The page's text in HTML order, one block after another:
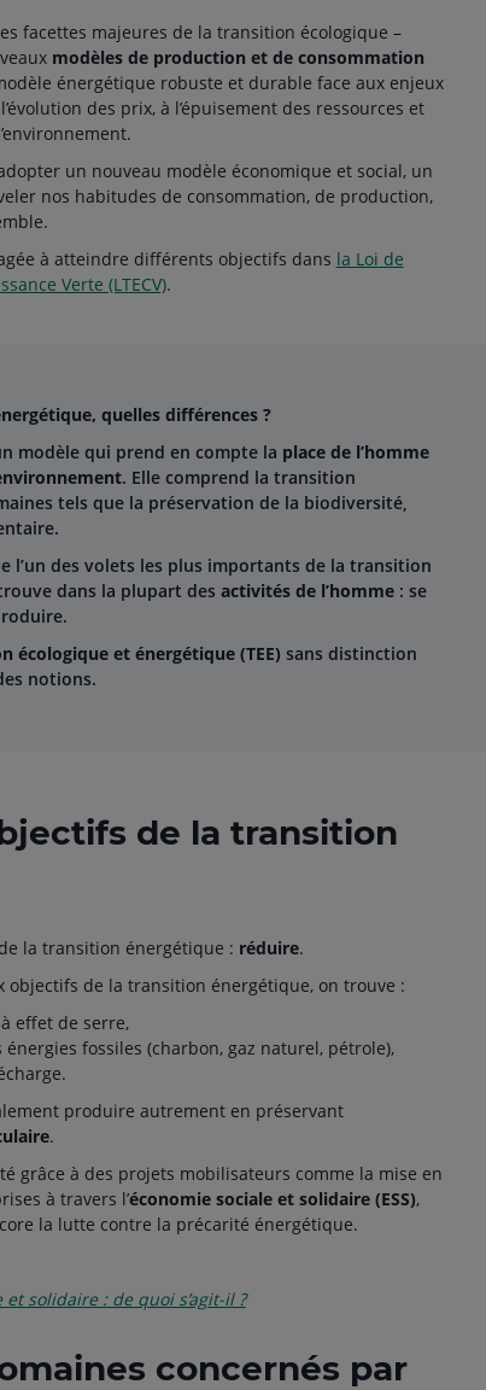
facettes majeures de la transition écologique –
modèles de production et de consommation
énergétique robuste et durable face aux enjeux
des prix, à l’épuisement des ressources et
un nouveau modèle économique et social, un
nos habitudes de consommation, de production,
à atteindre différents objectifs dans la Loi de
Verte (LTECV).
quelles différences ?
modèle qui prend en compte la place de l’homme
. Elle comprend la transition
tels que la préservation de la biodiversité,
l’un des volets les plus importants de la transition
dans la plupart des activités de l’homme: se
écologique et énergétique (TEE) sans distinction
notions.
de la transition
la transition énergétique : réduire.
objectifs de la transition énergétique, on trouve :
effet de serre,
fossiles (charbon, gaz naturel, pétrole),
produire autrement en préservant
.
grâce à des projets mobilisateurs comme la mise en
à travers l’économie sociale et solidaire (ESS),
la lutte contre la précarité énergétique.
et solidaire : de quoi s’agit-il ?
concernés par